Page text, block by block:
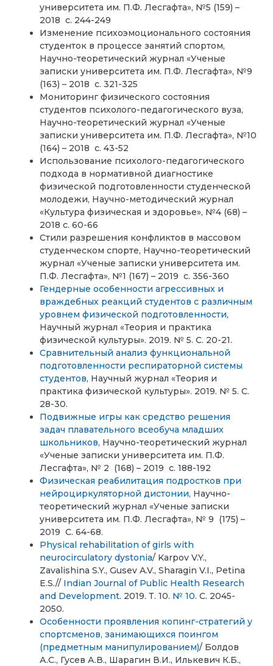
университета им. П.Ф. Лесгафта», №5 (159) –
2018 с. 244-249
Изменение психоэмоционального состояния
студенток в процессе занятий спортом,
Научно-теоретический журнал «Ученые
записки университета им. П.Ф. Лесгафта», №9
(163) – 2018 с. 321-325
Мониторинг физического состояния
студентов психолого-педагогического вуза,
Научно-теоретический журнал «Ученые
записки университета им. П.Ф. Лесгафта», №10
(164) – 2018 с. 43-52
Использование психолого-педагогического
подхода в нормативной диагностике
физической подготовленности студенческой
молодежи, Научно-методический журнал
«Культура физическая и здоровье», №4 (68) –
2018 с. 60-66
Стили разрешения конфликтов в массовом
студенческом спорте, Научно-теоретический
журнал «Ученые записки университета им.
П.Ф. Лесгафта», №1 (167) – 2019 с. 356-360
Гендерные особенности агрессивных и
враждебных реакций студентов с различным
уровнем физической подготовленности,
Научный журнал «Теория и практика
физической культуры». 2019. № 5. С. 20-21.
Сравнительный анализ функциональной
подготовленности респираторной системы
студентов, Научный журнал «Теория и
практика физической культуры». 2019. № 5. С.
28-30.
Подвижные игры как средство решения
задач плавательного всеобуча младших
школьников, Научно-теоретический журнал
«Ученые записки университета им. П.Ф.
Лесгафта», № 2 (168) – 2019 с. 188-192
Физическая реабилитация подростков при
нейроциркуляторной дистонии, Научно-
теоретический журнал «Ученые записки
университета им. П.Ф. Лесгафта», № 9 (175) –
2019 С. 64-68.
Physical rehabilitation of girls with
neurocirculatory dystonia/ Karpov V.Y.,
Zavalishina S.Y., Gusev A.V., Sharagin V.I., Petina
E.S.// Indian Journal of Public Health Research
and Development. 2019. Т. 10. № 10. С. 2045-
2050.
Особенности проявления копинг-стратегий у
спортсменов, занимающихся поингом
(предметным манипулированием)/ Болдов
А.С., Гусев А.В., Шарагин В.И., Илькевич К.Б.,